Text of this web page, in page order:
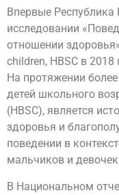
Впервые Республика
исследовании
отношении
children, HBSC в 2018
На протяжении
детей школьного
(HBSC), является
здоровья и
поведении в
мальчиков и
В Национальном